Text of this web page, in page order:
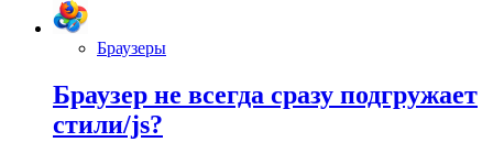
Браузеры
Браузер не всегда сразу подгружает
стили/js?